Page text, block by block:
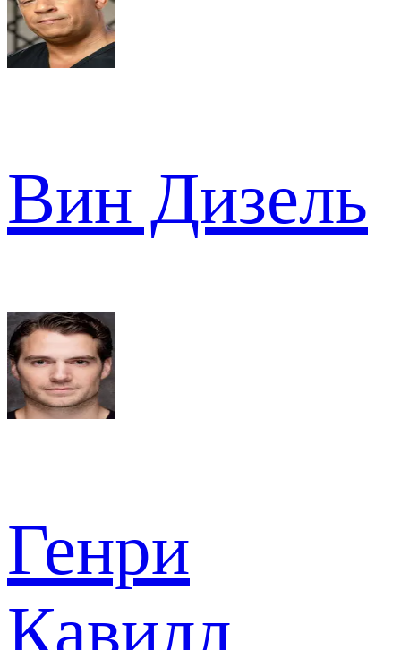
Вин Дизель
Генри
Кавилл